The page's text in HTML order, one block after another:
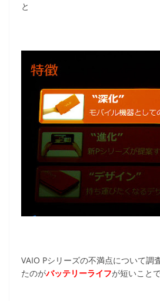
と
VAIO Pシリーズの不満点について調
たのがバッテリーライフが短いこと